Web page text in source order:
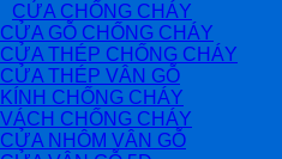
CỬA CHỐNG CHÁY
CỬA GỖ CHỐNG CHÁY
CỬA THÉP CHỐNG CHÁY
CỬA THÉP VÂN GỖ
KÍNH CHỐNG CHÁY
VÁCH CHỐNG CHÁY
CỬA NHÔM VÂN GỖ